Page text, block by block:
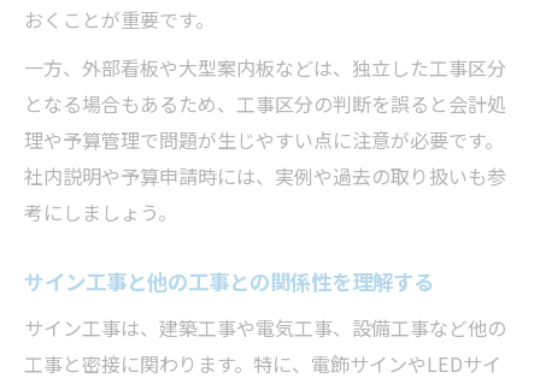
おくことが重要です。
一方、外部看板や大型案内板などは、独立した工事区分
となる場合もあるため、工事区分の判断を誤ると会計処
理や予算管理で問題が生じやすい点に注意が必要です。
社内説明や予算申請時には、実例や過去の取り扱いも参
考にしましょう。
サイン工事と他の工事との関係性を理解する
サイン工事は、建築工事や電気工事、設備工事など他の
工事と密接に関わります。特に、電飾サインやLEDサイ